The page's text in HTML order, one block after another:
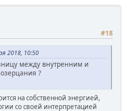
#18
2018, 10:50
между внутренним и
?
на собственной энергией,
со своей интерпретацией